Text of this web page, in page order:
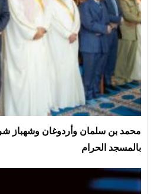
محمد بن سلمان وأردوغان وشهباز
بالمسجد الحرام